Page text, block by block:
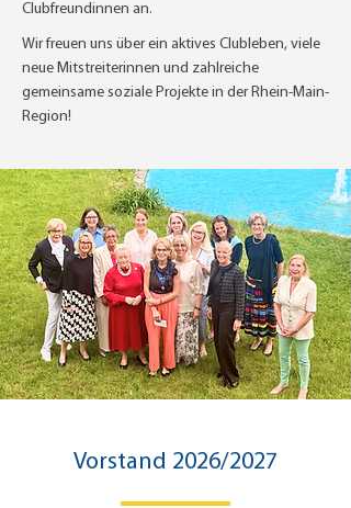
Clubfreundinnen an.
Wir freuen uns über ein aktives Clubleben, viele
neue Mitstreiterinnen und zahlreiche
gemeinsame soziale Projekte in der Rhein-Main-
Region!
Vorstand 2026/2027